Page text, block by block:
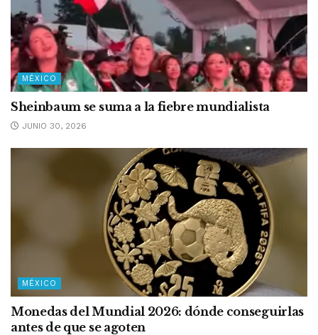
MÉXICO
Sheinbaum se suma a la fiebre mundialista
JUNIO 30, 2026
MÉXICO
Monedas del Mundial 2026: dónde conseguirlas
antes de que se agoten